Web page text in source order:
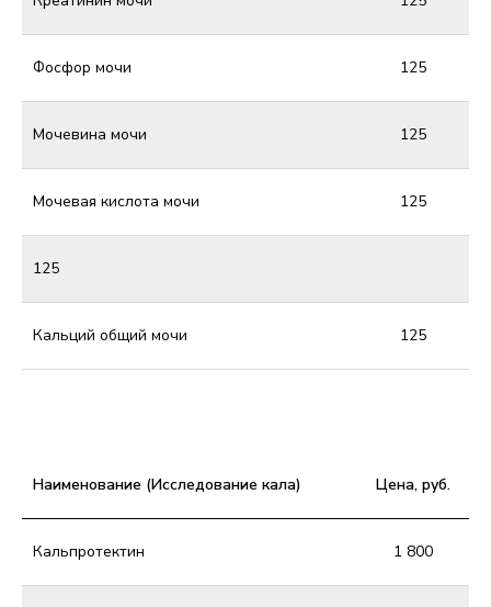
Фосфор мочи 125
Мочевина мочи 125
Мочевая кислота мочи 125
125
Кальций общий мочи 125
Наименование (Исследование кала) Цена, руб.
Кальпротектин 1 800